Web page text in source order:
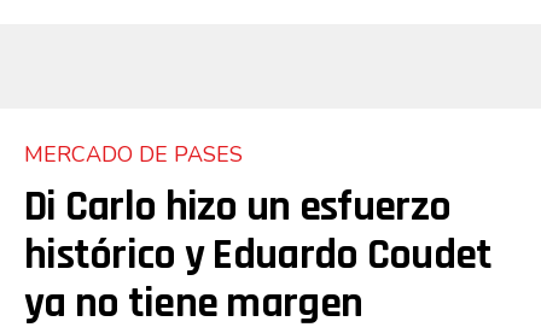
MERCADO DE PASES
Di Carlo hizo un esfuerzo
histórico y Eduardo Coudet
ya no tiene margen